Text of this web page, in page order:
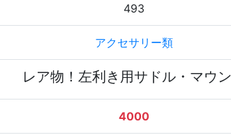
493
アクセサリー類
レア物！左利き用サドル・マウ
4000